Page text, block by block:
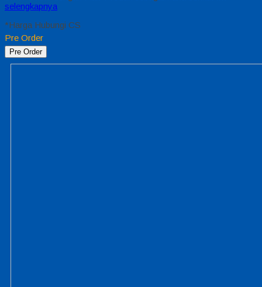
selengkapnya
*Harga Hubungi CS
Pre Order
Pre Order